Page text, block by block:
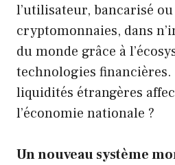
l’utilisateur, bancarisé
cryptomonnaies, dans
du monde grâce à
technologies financières.
liquidités étrangères
l’économie nationale ?
Un nouveau système